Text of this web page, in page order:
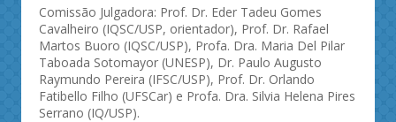
Comissão Julgadora: Prof. Dr. Eder Tadeu Gomes
Cavalheiro (IQSC/USP, orientador), Prof. Dr. Rafael
Martos Buoro (IQSC/USP), Profa. Dra. Maria Del Pilar
Taboada Sotomayor (UNESP), Dr. Paulo Augusto
Raymundo Pereira (IFSC/USP), Prof. Dr. Orlando
Fatibello Filho (UFSCar) e Profa. Dra. Silvia Helena Pires
Serrano (IQ/USP).